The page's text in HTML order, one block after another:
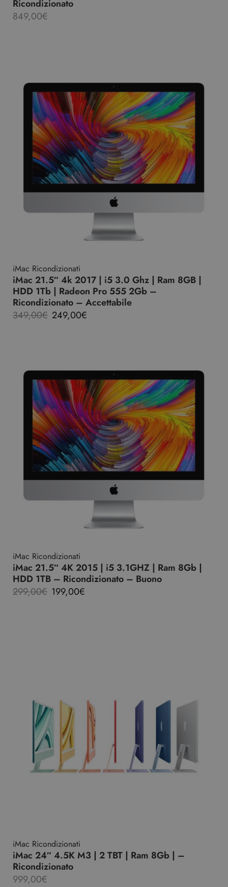
Ricondizionato
849,00€
iMac Ricondizionati
iMac 21.5″ 4k 2017 | i5 3.0 Ghz | Ram 8GB |
HDD 1Tb | Radeon Pro 555 2Gb –
Ricondizionato – Accettabile
349,00€ 249,00€
iMac Ricondizionati
iMac 21.5″ 4K 2015 | i5 3.1GHZ | Ram 8Gb |
HDD 1TB – Ricondizionato – Buono
299,00€ 199,00€
iMac Ricondizionati
iMac 24″ 4.5K M3 | 2 TBT | Ram 8Gb | –
Ricondizionato
999,00€